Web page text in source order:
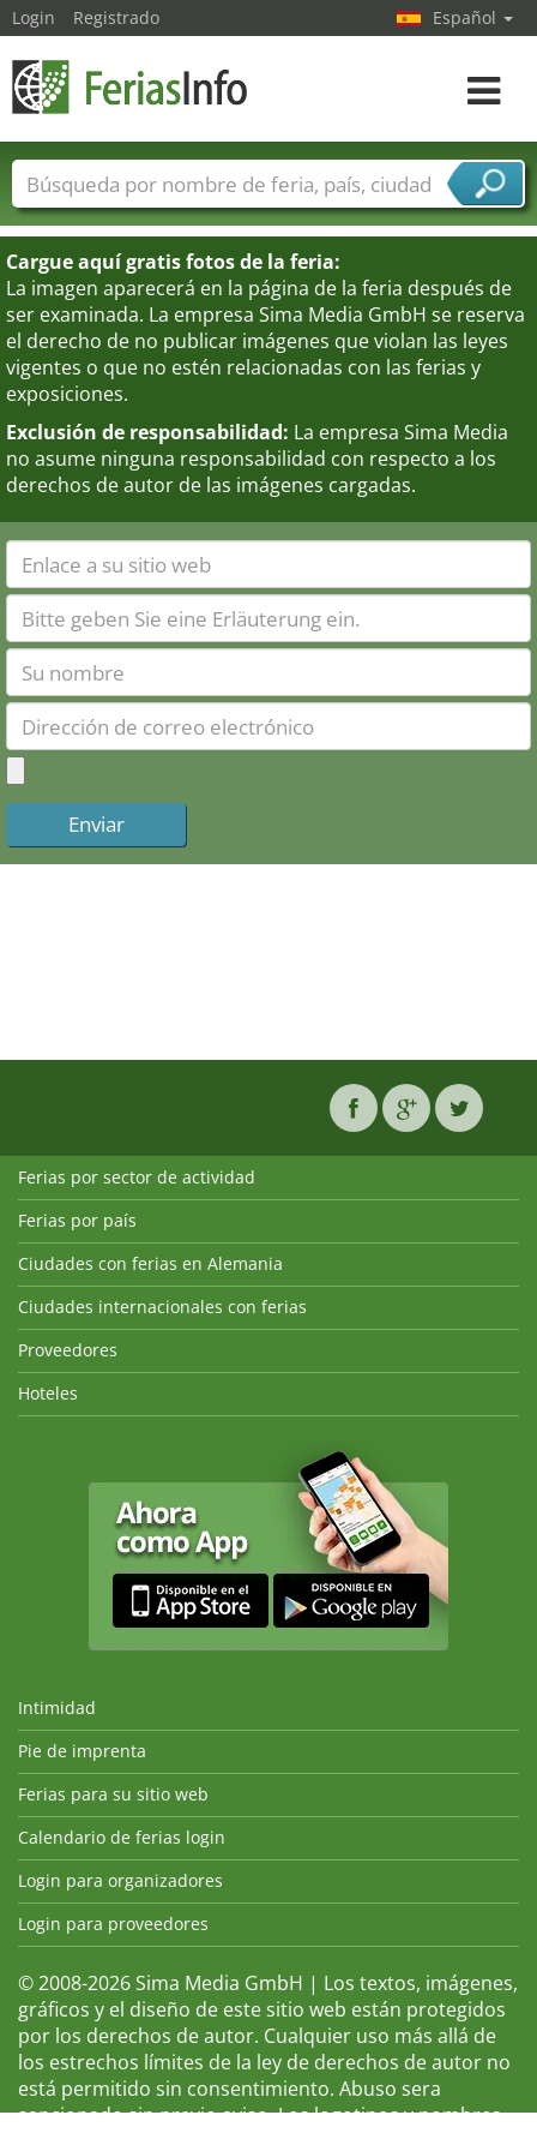
Cargue aquí gratis fotos de la feria:
La imagen aparecerá en la página de la feria después de
ser examinada. La empresa Sima Media GmbH se reserva
el derecho de no publicar imágenes que violan las leyes
vigentes o que no estén relacionadas con las ferias y
exposiciones.
Exclusión de responsabilidad: La empresa Sima Media
no asume ninguna responsabilidad con respecto a los
derechos de autor de las imágenes cargadas.
Login Registrado Español
toggle
Nombres de ferias Países
Ciudades
Sectores de ferias
Sectores de proveedor de servicios
Ferias por sector de actividad
Ferias por país
Ciudades con ferias en Alemania
Ciudades internacionales con ferias
Proveedores
Hoteles
Intimidad
Pie de imprenta
Ferias para su sitio web
Calendario de ferias login
Login para organizadores
Login para proveedores
© 2008-2026 Sima Media GmbH | Los textos, imágenes,
gráficos y el diseño de este sitio web están protegidos
por los derechos de autor. Cualquier uso más allá de
los estrechos límites de la ley de derechos de autor no
está permitido sin consentimiento. Abuso sera
sancionado sin previo aviso. Los logotipos y nombres